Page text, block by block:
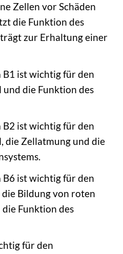
Zellen vor Schäden
die Funktion des
zur Erhaltung einer
ist wichtig für den
die Funktion des
ist wichtig für den
die Zellatmung und die
ist wichtig für den
Bildung von roten
Funktion des
für den